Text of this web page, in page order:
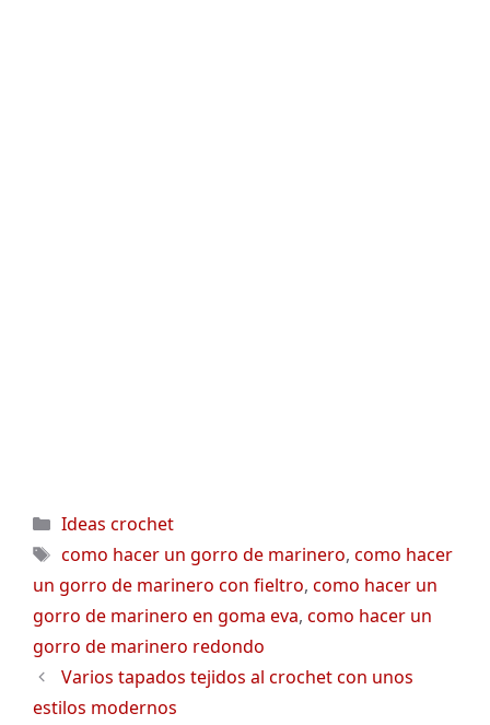
Categorías
Ideas crochet
Etiquetas
como hacer un gorro de marinero, como hacer
un gorro de marinero con fieltro, como hacer un
gorro de marinero en goma eva, como hacer un
gorro de marinero redondo
Varios tapados tejidos al crochet con unos
estilos modernos